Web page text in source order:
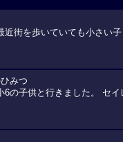
近街を歩いていても小さい
みつ
の子供と行きました。 セイ